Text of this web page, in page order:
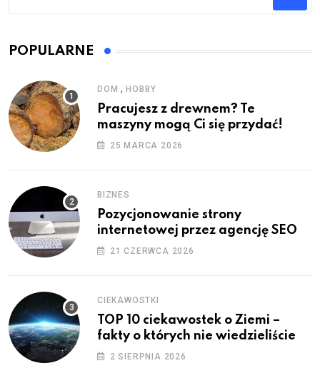
POPULARNE
DOM ,HOBBY
Pracujesz z drewnem? Te
maszyny mogą Ci się przydać!
25 MARCA 2026
BIZNES
Pozycjonowanie strony
internetowej przez agencję SEO
21 CZERWCA 2026
CIEKAWOSTKI
TOP 10 ciekawostek o Ziemi –
fakty o których nie wiedzieliście
2 SIERPNIA 2026